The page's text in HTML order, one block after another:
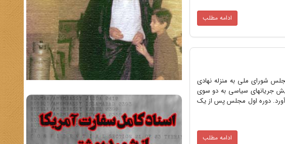
ادامه مطلب
شورای ملی به منزله نهادی
نظام سیاسی کشور یافت. این جایگاه پس از کودتای ۱۲۹۹ محل گرایش جریانهای سیاسی به دو سوی
آورد. دوره اول مجلس پس از یک
ادامه مطلب